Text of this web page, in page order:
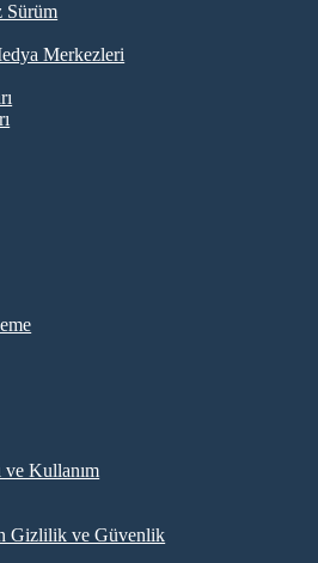
Sürüm
Merkezleri
ve Kullanım
Gizlilik ve Güvenlik